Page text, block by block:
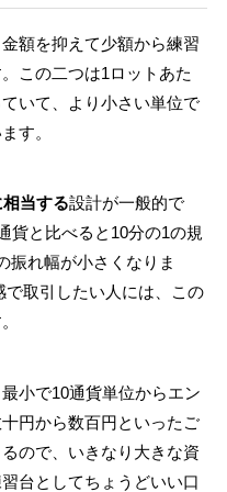
額を抑えて少額から練習
この二つは1ロットあた
いて、より小さい単位で
す。
当する設計が一般的で
貨と比べると10分の1の規
振れ幅が小さくなりま
取引したい人には、この
小で10通貨単位からエン
円から数百円といったご
ので、いきなり大きな資
台としてちょうどいい口